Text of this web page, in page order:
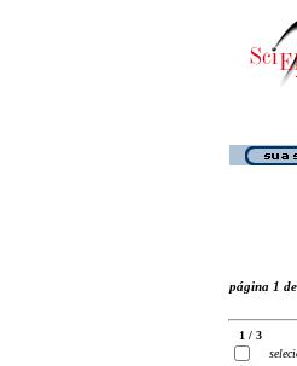
página 1
1 / 3